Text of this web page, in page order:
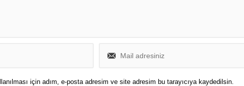
için adım, e-posta adresim ve site adresim bu tarayıcıya kaydedilsin.